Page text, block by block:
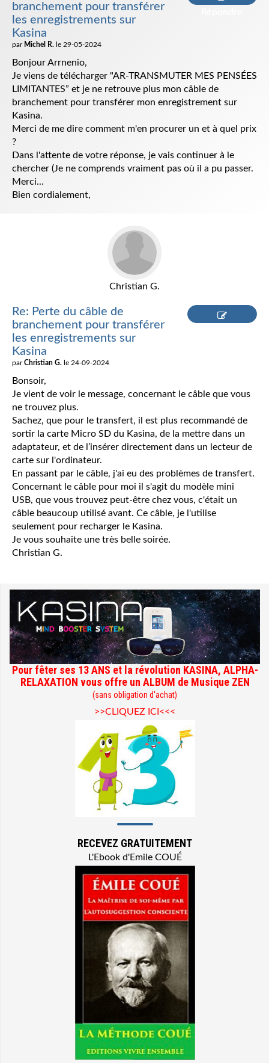
branchement pour transférer
les enregistrements sur
Kasina
par Michel R. le 29-05-2024
Bonjour Arrnenio,
Je viens de télécharger "AR-TRANSMUTER MES PENSÉES
LIMITANTES” et je ne retrouve plus mon câble de
branchement pour transférer mon enregistrement sur
Kasina.
Merci de me dire comment m'en procurer un et à quel prix
?
Dans l'attente de votre réponse, je vais continuer à le
chercher (Je ne comprends vraiment pas où il a pu passer.
Merci...
Bien cordialement,
Christian G.
Re: Perte du câble de
branchement pour transférer
les enregistrements sur
Kasina
parChristian G. le 24-09-2024
Bonsoir,
Je vient de voir le message, concernant le câble que vous
ne trouvez plus.
Sachez, que pour le transfert, il est plus recommandé de
sortir la carte Micro SD du Kasina, de la mettre dans un
adaptateur, et de l’insérer directement dans un lecteur de
carte sur l'ordinateur.
En passant par le câble, j'ai eu des problèmes de transfert.
Concernant le câble pour moi il s'agit du modèle mini
USB, que vous trouvez peut-être chez vous, c'était un
câble beaucoup utilisé avant. Ce câble, je l'utilise
seulement pour recharger le Kasina.
Je vous souhaite une très belle soirée.
Christian G.
Pour fêter ses 13 ANS et la révolution KASINA, ALPHA-
RELAXATION vous offre un ALBUM de Musique ZEN
(sans obligation d'achat)
>>CLIQUEZ ICI<<<
RECEVEZ GRATUITEMENT
L'Ebook d'Emile COUÉ